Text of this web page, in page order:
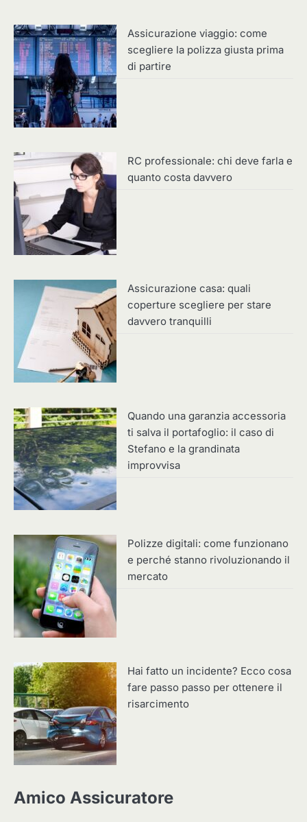
Assicurazione viaggio: come
scegliere la polizza giusta prima
di partire
RC professionale: chi deve farla e
quanto costa davvero
Assicurazione casa: quali
coperture scegliere per stare
davvero tranquilli
Quando una garanzia accessoria
ti salva il portafoglio: il caso di
Stefano e la grandinata
improvvisa
Polizze digitali: come funzionano
e perché stanno rivoluzionando il
mercato
Hai fatto un incidente? Ecco cosa
fare passo passo per ottenere il
risarcimento
Amico Assicuratore